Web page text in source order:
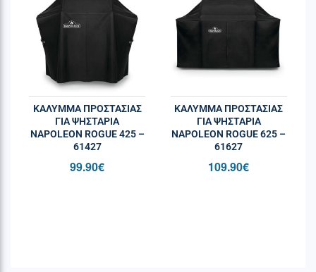
+31 85 588 655
ΚΆΛΥΜΜΑ ΠΡΟΣΤΑΣΊΑΣ
ΓΙΑ ΨΗΣΤΑΡΙΆ
NAPOLEON ROGUE 425 –
61427
99.90€
ΚΆΛΥΜΜΑ ΠΡΟΣΤΑΣΊΑΣ
ΓΙΑ ΨΗΣΤΑΡΙΆ
NAPOLEON ROGUE 625 –
61627
109.90€